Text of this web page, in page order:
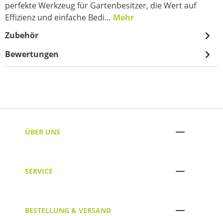
perfekte Werkzeug für Gartenbesitzer, die Wert auf
Effizienz und einfache Bedi… Mehr
Zubehör
Bewertungen
ÜBER UNS
SERVICE
BESTELLUNG & VERSAND